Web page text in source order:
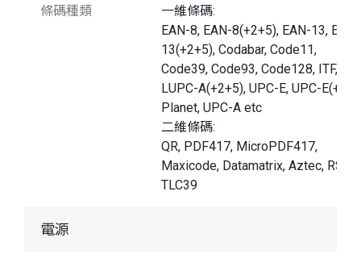
條碼種類
一維條碼:
EAN-8, EAN-8(+2+5), EAN-13, EAN-
13(+2+5), Codabar, Code11,
Code39, Code93, Code128, ITF,
LUPC-A(+2+5), UPC-E, UPC-
Planet, UPC-A etc
二維條碼:
QR, PDF417, MicroPDF417,
Maxicode, Datamatrix, Aztec,
TLC39
電源